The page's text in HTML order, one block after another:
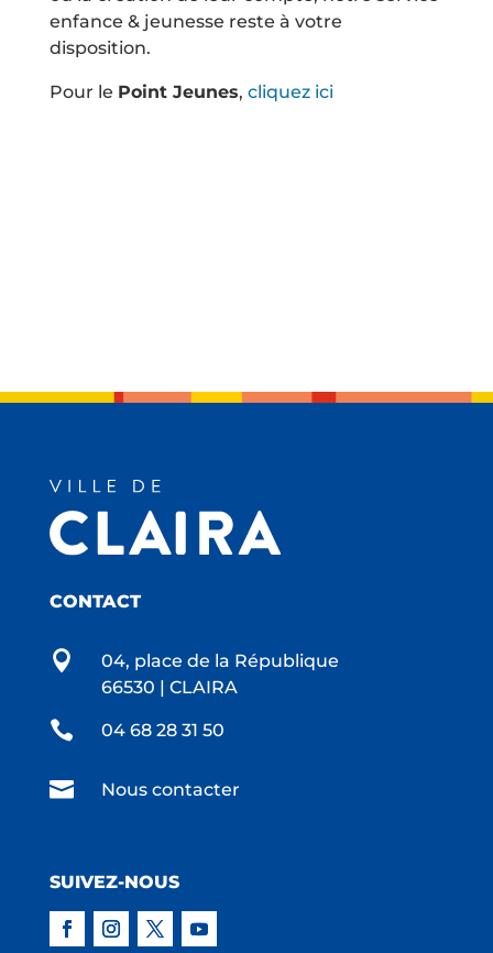
enfance & jeunesse reste à votre
disposition.
Pour le Point Jeunes, cliquez ici
CONTACT

04, place de la République
66530 | CLAIRA
 04 68 28 31 50
 Nous contacter
SUIVEZ-NOUS